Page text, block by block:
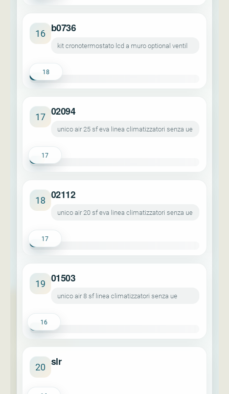
16 b0736
kit cronotermostato lcd a muro optional ventil
18
17 02094
unico air 25 sf eva linea climatizzatori senza ue
17
18 02112
unico air 20 sf eva linea climatizzatori senza ue
17
19 01503
unico air 8 sf linea climatizzatori senza ue
16
20 slr